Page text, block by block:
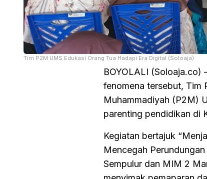
Tim P2M UMS Edukasi Orang Tua Hadapi Era Digital (Soloaja)
BOYOLALI
fenomena tersebut, Tim
Muhammadiyah (P2M)
parenting pendidikan di
Kegiatan bertajuk
Mencegah
Sempulur dan MIM 2